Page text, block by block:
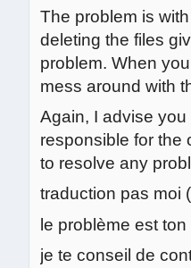
The problem is
deleting the files
problem. When
mess around with
Again, I advise
responsible for the
to resolve any
traduction pas moi
le problème est
je te conseil de